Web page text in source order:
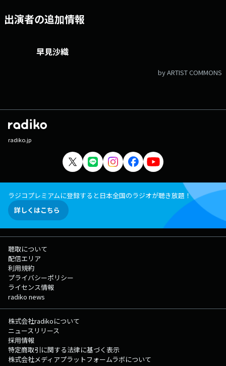
出演者の追加情報
早見沙織
by ARTIST COMMONS
radiko.jp
ラジコプレミアムに登録すると日本全国のラジオが聴き放題！
詳しくはこちら
聴取について
配信エリア
利用規約
プライバシーポリシー
ライセンス情報
radiko news
株式会社radikoについて
ニュースリリース
採用情報
特定商取引に関する法律に基づく表示
株式会社メディアプラットフォームラボについて